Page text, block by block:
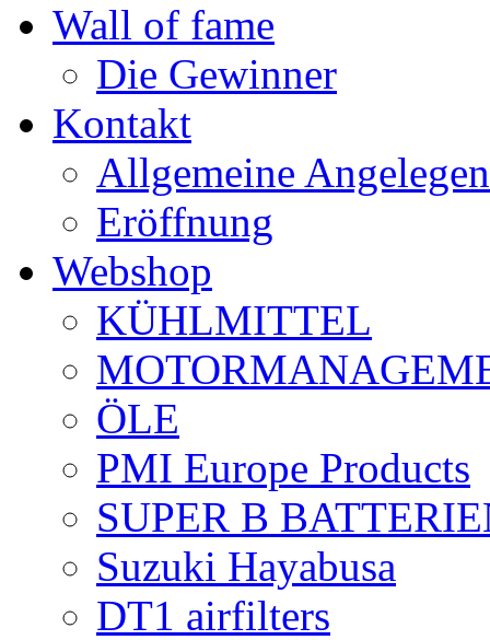
Wall of fame
Die Gewinner
Kontakt
Allgemeine
Eröffnung
Webshop
KÜHLMITTEL
ÖLE
PMI Europe Products
SUPER B
Suzuki Hayabusa
DT1 airfilters